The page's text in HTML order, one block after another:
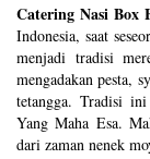
Catering Nasi Box
Indonesia, saat
menjadi tradisi
mengadakan pesta,
tetangga. Tradisi
Yang Maha Esa.
dari zaman nenek